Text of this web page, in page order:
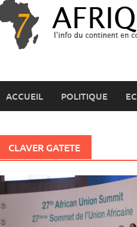
ACCUEIL POLITIQUE
CLAVER GATETE